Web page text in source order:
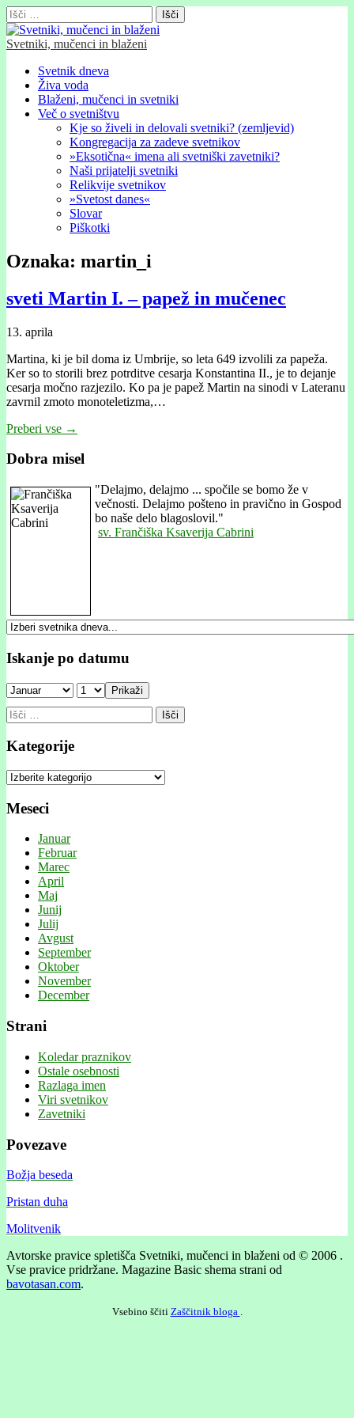
Išči:
Svetniki, mučenci in blaženi
Glavni
meni
Skip
content
Svetnik dneva
Živa voda
Blaženi, mučenci in svetniki
Več o svetništvu
Kje so živeli in delovali svetniki? (zemljevid)
Kongregacija za zadeve svetnikov
»Eksotična« imena ali svetniški zavetniki?
Naši prijatelji svetniki
Relikvije svetnikov
»Svetost danes«
Slovar
Piškotki
Oznaka: martin_i
sveti Martin I. – papež in mučenec
13. aprila
Martina, ki je bil doma iz Umbrije, so leta 649 izvolili za papeža.
Ker so to storili brez potrditve cesarja Konstantina II., je to dejanje
cesarja močno razjezilo. Ko pa je papež Martin na sinodi v Lateranu
zavrnil zmoto monoteletizma,…
Preberi vse →
Dobra misel
"Delajmo, delajmo ... spočile se bomo že v
večnosti. Delajmo pošteno in pravično in Gospod
bo naše delo blagoslovil."
sv. Frančiška Ksaverija Cabrini
Iskanje po datumu
Prikaži
Išči:
Kategorije
Kategorije
Meseci
Januar
Februar
Marec
April
Maj
Junij
Julij
Avgust
September
Oktober
November
December
Strani
Koledar praznikov
Ostale osebnosti
Razlaga imen
Viri svetnikov
Zavetniki
Povezave
Božja beseda
Pristan duha
Molitvenik
Avtorske pravice spletišča Svetniki, mučenci in blaženi od © 2006 .
Vse pravice pridržane. Magazine Basic shema strani od
bavotasan.com.
Vsebino ščiti Zaščitnik bloga .